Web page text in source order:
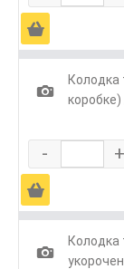
Ä
1
Колодка
- +
Ä
1
Колодка